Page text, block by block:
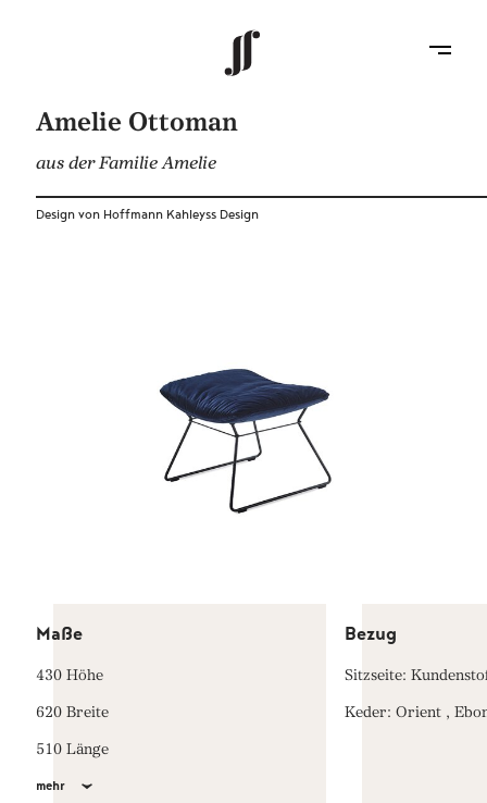
Amelie Ottoman
aus der Familie Amelie
Design von Hoffmann Kahleyss Design
Maße
430 Höhe
620 Breite
510 Länge
mehr
Bezug
Sitzseite:
Keder: Orient ,